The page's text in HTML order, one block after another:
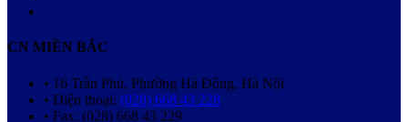
CN MIỀN BẮC
• 16 Trần Phú, Phường Hà Đông, Hà Nội
• Điện thoại: (028) 668 43 228
• Fax: (028) 668 43 229